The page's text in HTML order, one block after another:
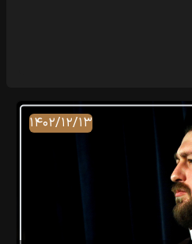
۱۴۰۲/۱۲/۱۳